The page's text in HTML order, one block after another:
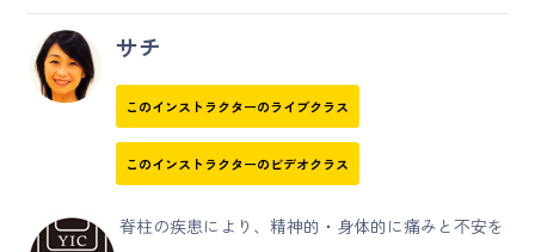
サチ
このインストラクターのライブクラス
このインストラクターのビデオクラス
脊柱の疾患により、精神的・身体的に痛みと不安を